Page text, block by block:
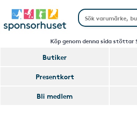
Köp genom denna sida stöttar
Butiker
Presentkort
Bli medlem